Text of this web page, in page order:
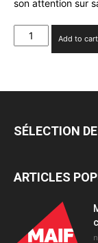
son attention sur
start-
accélère
en
campagne
recrutement
quantity
Add to cart
SÉLECTION
ARTICLES